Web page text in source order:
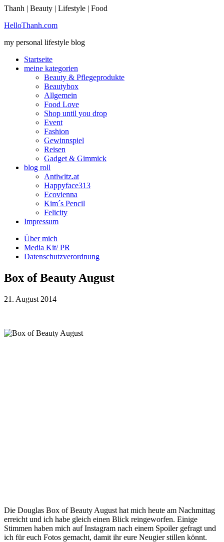
Thanh | Beauty | Lifestyle | Food
HelloThanh.com
my personal lifestyle blog
Startseite
meine kategorien
Beauty & Pflegeprodukte
Beautybox
Allgemein
Food Love
Shop until you drop
Event
Fashion
Gewinnspiel
Reisen
Gadget & Gimmick
blog roll
Antiwitz.at
Happyface313
Ecovienna
Kim´s Pencil
Felicity
Impressum
Über mich
Media Kit/ PR
Datenschutzverordnung
Box of Beauty August
21. August 2014
Die Douglas Box of Beauty August hat mich heute am Nachmittag
erreicht und ich habe gleich einen Blick reingeworfen. Einige
Stimmen haben mich auf Instagram nach einem Spoiler gefragt und
ich für euch Fotos gemacht, damit ihr eure Neugier stillen könnt.
Sie möchten mehr dazu erfahren?